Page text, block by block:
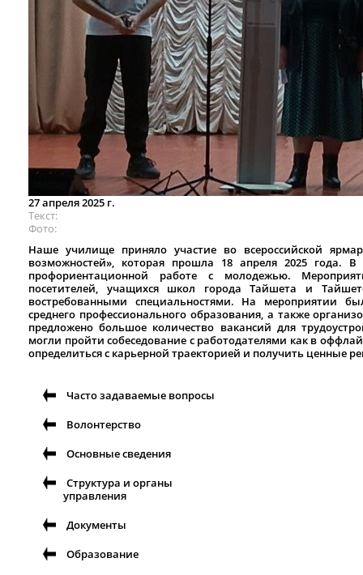
27 апреля 2025 г.
Текст
Фото
Наше училище приняло участие во всероссийской
возможностей», которая прошла 18 апреля 2025 года.
профориентационной работе с молодежью.
посетителей, учащихся школ города Тайшета и
востребованными специальностями. На мероприятии
среднего профессионального образования, а также
предложено большое количество вакансий для
могли пройти собеседование с работодателями как в
определиться с карьерной траекторией и получить ценные
Часто задаваемые вопросы
Волонтерство
Основные сведения
Структура и органы
управления
Документы
Образование